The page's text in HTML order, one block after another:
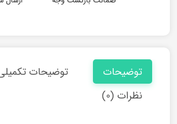
توضیحات
توضیحات
نظرات (۰)